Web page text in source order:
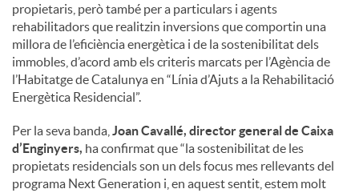
propietaris, però també per a particulars i agents
rehabilitadors que realitzin inversions que comportin una
millora de l’eficiència energètica i de la sostenibilitat dels
immobles, d’acord amb els criteris marcats per l’Agència de
l’Habitatge de Catalunya en “Línia d’Ajuts a la Rehabilitació
Energètica Residencial”.
Per la seva banda, Joan Cavallé, director general de Caixa
d’Enginyers, ha confirmat que “la sostenibilitat de les
propietats residencials son un dels focus mes rellevants del
programa Next Generation i, en aquest sentit, estem molt